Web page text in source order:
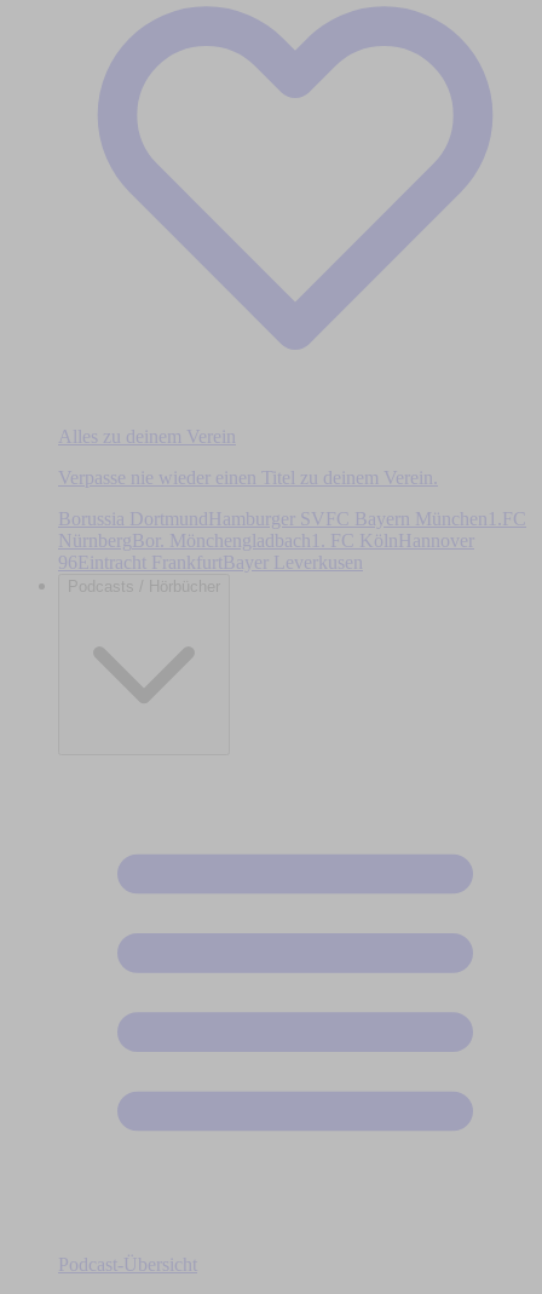
Alles zu deinem Verein
Verpasse nie wieder einen Titel zu deinem Verein.
Borussia DortmundHamburger SV FC Bayern München
1.FC
Nürnberg Bor. Mönchengladbach 1. FC Köln
Hannover
96Eintracht Frankfurt Bayer Leverkusen
Podcasts / Hörbücher
Podcast-Übersicht